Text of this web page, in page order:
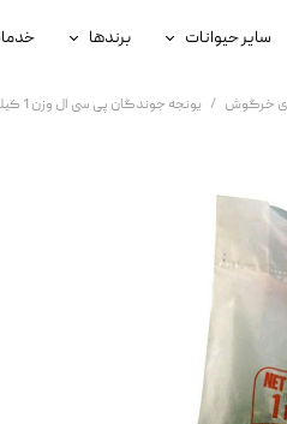
سگ
سایر حیوانات
محصولات پرندگان
محصولات آبزیان
برندها
جوسرا
خرگوش یونجه جوندگان پی سی ال وزن 1 کیلوگرم